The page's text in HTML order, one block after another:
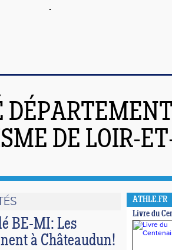
DE LOIR-
BE-MI: Les
à Châteaudun!
ATHLE.FR
Livre du